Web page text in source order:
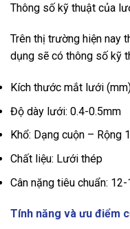
Thông số kỹ thuật của
Trên thị trường hiện nay
dụng sẽ có thông số kỹ
Kích thước mắt lưới
Độ dày lưới: 0.4-0.5mm
Khổ: Dạng cuộn – Rộng
Chất liệu: Lưới thép
Cân nặng tiêu chuẩn:
Tính năng và ưu điểm